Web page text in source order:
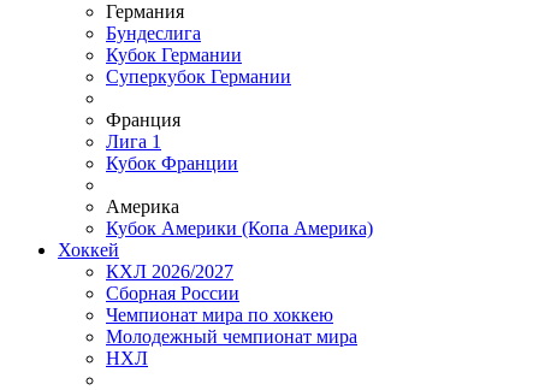
Германия
Бундеслига
Кубок Германии
Суперкубок Германии
Франция
Лига 1
Кубок Франции
Америка
Кубок Америки (Копа Америка)
Хоккей
КХЛ 2026/2027
Сборная России
Чемпионат мира по хоккею
Молодежный чемпионат мира
НХЛ